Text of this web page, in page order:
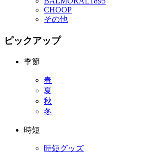
CHOOP
その他
ピックアップ
季節
春
夏
秋
冬
時短
時短グッズ